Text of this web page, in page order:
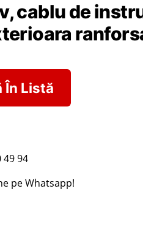
cablu de
În Listă
49 94
pe Whatsapp!